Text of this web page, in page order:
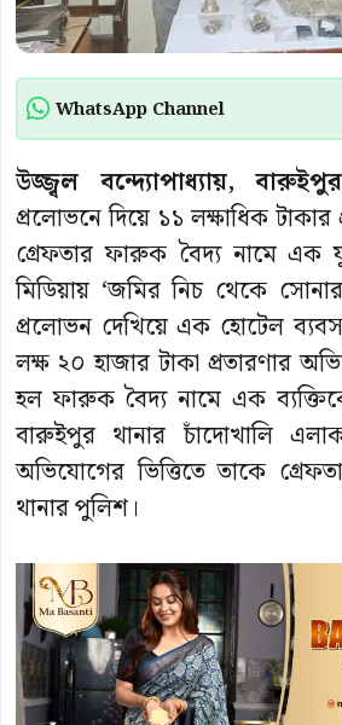
WhatsApp Channel
উজ্জ্বল বন্দ্যোপাধ্যায়,
প্রলোভনে দিয়ে ১১ লক্ষাধিক
গ্রেফতার ফারুক বৈদ্য নামে এক
মিডিয়ায় ‘জমির নিচ থেকে
প্রলোভন দেখিয়ে এক হোটেল
লক্ষ ২০ হাজার টাকা প্রতারণার
হল ফারুক বৈদ্য নামে এক
বারুইপুর থানার চাঁদোখালি
অভিযোগের ভিত্তিতে তাকে
থানার পুলিশ।